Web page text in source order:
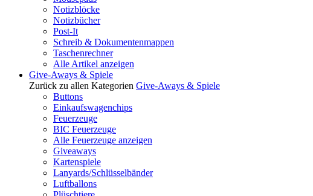
Notizblöcke
Notizbücher
Post-It
Schreib & Dokumentenmappen
Taschenrechner
Alle Artikel anzeigen
Give-Aways & Spiele
Zurück zu allen Kategorien Give-Aways & Spiele
Buttons
Einkaufswagenchips
Feuerzeuge
BIC Feuerzeuge
Alle Feuerzeuge anzeigen
Giveaways
Kartenspiele
Lanyards/Schlüsselbänder
Luftballons